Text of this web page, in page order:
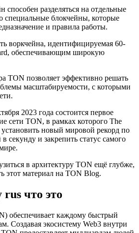
способен разделяться на отдельные
блокчейны, которые
и правила работы.
воркчейна, идентифицируемая 60-
обеспечивающим широкую
TON позволяет эффективно решать
масштабируемости, с которыми
2023 года состоится первое
сети TON, в рамках которого The
новый мировой рекорд по
секунду и закрепить статус самого
в архитектуру TON ещё глубже,
этот материал на TON Blog.
что это
обеспечивает каждому быстрый
Создавая экосистему Web3 внутри